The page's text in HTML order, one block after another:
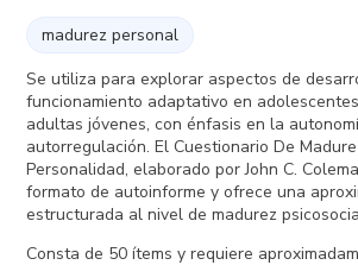
madurez personal
Se utiliza para explorar aspectos de
funcionamiento adaptativo en
adultas jóvenes, con énfasis en la
autorregulación. El Cuestionario De
Personalidad, elaborado por John C.
formato de autoinforme y ofrece una
estructurada al nivel de madurez
Consta de 50 ítems y requiere